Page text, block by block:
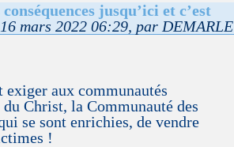
jusqu’ici et c’est
16 mars 2022 06:29, par DEMARLE
aux communautés
Christ, la Communauté des
se sont enrichies, de vendre
!